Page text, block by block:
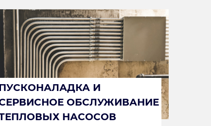
И
ОБСЛУЖИВАНИЕ
НАСОСОВ